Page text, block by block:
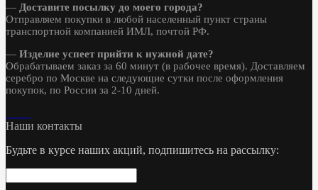
— Доставите посылку до моего города?
Отправляем покупки в любой населенный пункт страны
транспортной компанией ИМЛ, почтой РФ.
— Изделие успеет прийти к нужной дате?
Обрабатываем заказ за 60 минут (в рабочее время). Доставляем
серебро по Москве на следующие сутки после оформления
покупок, по России за 2-10 дней.
Наши контакты
Будьте в курсе наших акций, подпишитесь на рассылку: